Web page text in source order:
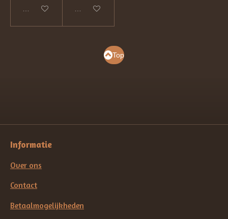
In winkelwagen In winkelwagen
Top
Informatie
Over ons
Contact
Betaalmogelijkheden